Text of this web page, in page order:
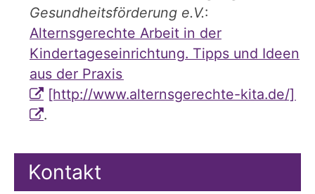
Gesundheitsförderung e.V.:
Alternsgerechte Arbeit in der
Kindertageseinrichtung. Tipps und Ideen
aus der Praxis
[http://www.alternsgerechte-kita.de/]
.
Kontakt